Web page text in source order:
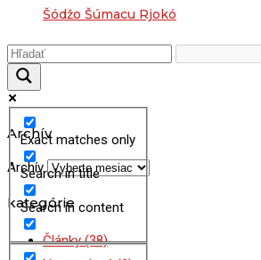
Šódžo Šúmacu Rjokó
Exact matches only
Search in title
Search in content
Archív
Archív
kategórie
Články(38)